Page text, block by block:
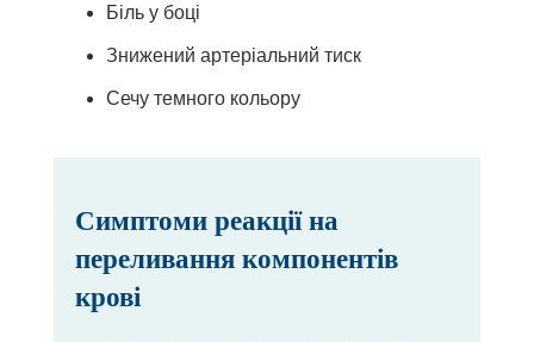
Біль у боці
Знижений артеріальний тиск
Сечу темного кольору
Симптоми реакції на
переливання компонентів
крові